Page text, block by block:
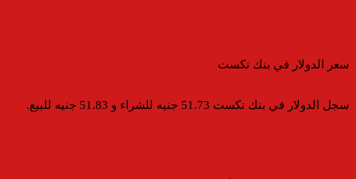
سعر الدولار في بنك نكست
سجل الدولار في بنك نكست 51.73 جنيه للشراء و 51.83 جنيه للبيع.